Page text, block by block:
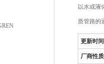
以水或液
质管路的
更新时间
厂商性质